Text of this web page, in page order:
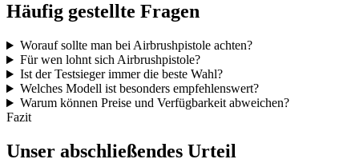
Häufig gestellte Fragen
Worauf sollte man bei Airbrushpistole achten?
Für wen lohnt sich Airbrushpistole?
Ist der Testsieger immer die beste Wahl?
Welches Modell ist besonders empfehlenswert?
Warum können Preise und Verfügbarkeit abweichen?
Fazit
Unser abschließendes Urteil